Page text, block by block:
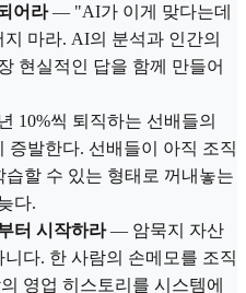
어라— "AI가 이게 맞다는데
마라. AI의 분석과 인간의
현실적인 답을 함께 만들어
10%씩 퇴직하는 선배들의
증발한다. 선배들이 아직 조직
할 수 있는 형태로 꺼내놓는
다.
터 시작하라— 암묵지 자산
다. 한 사람의 손메모를 조직
영업 히스토리를 시스템에